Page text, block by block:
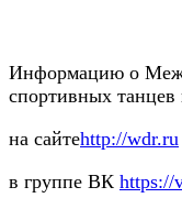
Информацию о
спортивных
на сайтеhttp://wdr.ru
в группе ВК https://